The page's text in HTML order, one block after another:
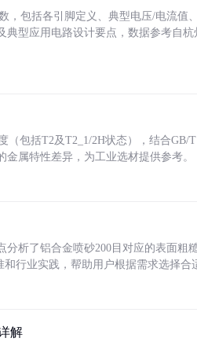
，包括各引脚定义、典型电压/电流值
型应用电路设计要点，数据参考自
包括T2及T2_1/2H状态），结合GB/
属特性差异，为工业选材提供参考。
析了铝合金喷砂200目对应的表面粗
行业实践，帮助用户根据需求选择合
解